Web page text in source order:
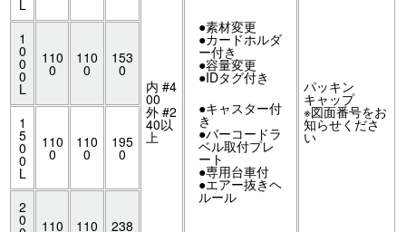
L
内 #4
00
外 #2
40以
上
●素材変更
●カードホルダ
ー付き
●容量変更
●IDタグ付き
●キャスター付
き
●バーコードラ
ベル取付プレ
ート
●専用台車付
●エアー抜きヘ
ルール
パッキン
キャップ
※図面番号をお
知らせくださ
い
1
0
0
0
L
110
0
110
0
153
0
1
5
0
0
L
110
0
110
0
195
0
2
0 110 110 238